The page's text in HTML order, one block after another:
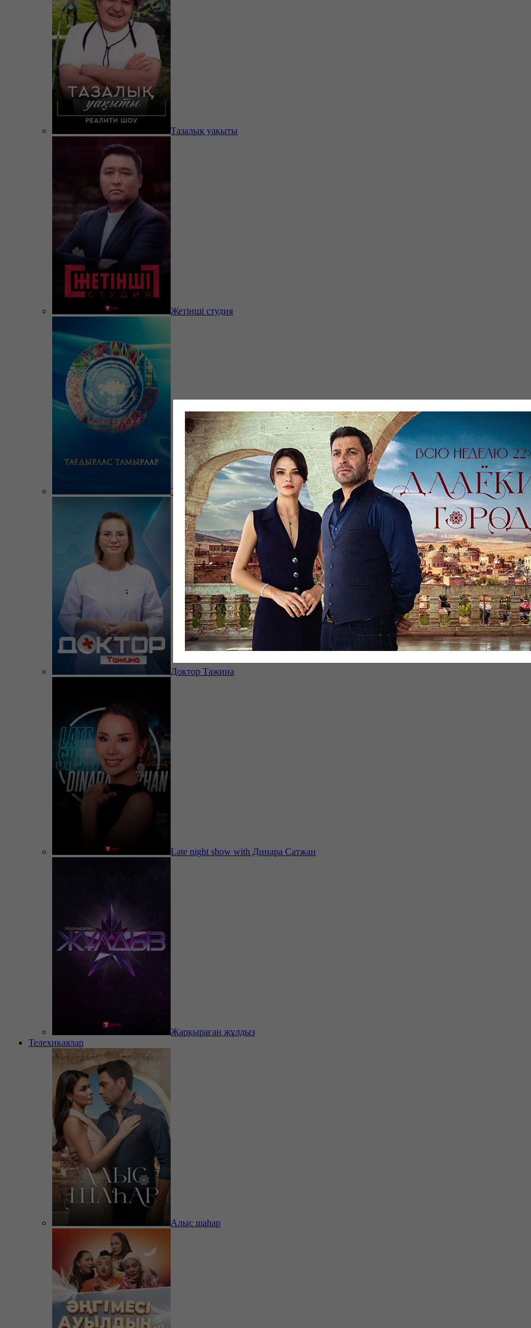
Тазалық уақыты
Жетінші студия
Тағдырлас тамырлар
Доктор Тажина
Late night show with Динара Сатжан
Жарқыраған жұлдыз
Телехикаялар
Алыс шаһар